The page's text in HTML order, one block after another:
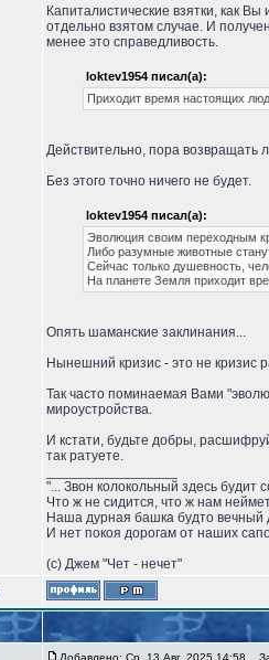
Капиталистические взятки, как
отдельно взятом случае. И
менее это справедливость.
loktev1954 писал(а):
Приходит время настоящих
Действительно, пора возвращать
Без этого точно ничего не будет.
loktev1954 писал(а):
Эволюция своим переходным
Либо разумные животные
Сейчас только душевность,
На планете Земля приходит
Опять шаманские заклинания...
Нынешний кризис - это не кризис
Так часто поминаемая Вами
мироустройства.
И кстати, будьте добры,
так ратуете.
"... Звон колокольный здесь будит
Что ж не сидится, что ж нам
Наша дурная башка будто вечный
И нет покоя дорогам от наших
(с) Джем "Чет - нечет"
Добавлено: Ср, 13 Авг, 2025 14:58